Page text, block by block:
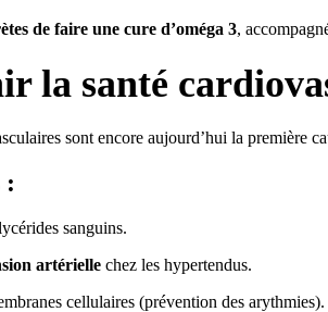
de faire une cure d’oméga 3,
la santé
sont encore aujourd’hui la première
:
sanguins.
artérielle chez les hypertendus.
cellulaires (prévention des arythmies).